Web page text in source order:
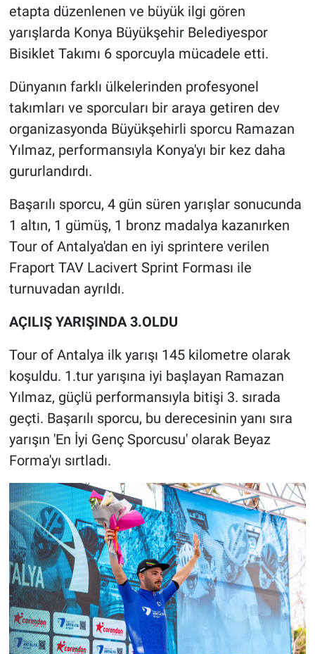
etapta düzenlenen ve büyük ilgi gören
yarışlarda Konya Büyükşehir Belediyespor
Bisiklet Takımı 6 sporcuyla mücadele etti.
Dünyanın farklı ülkelerinden profesyonel
takımları ve sporcuları bir araya getiren dev
organizasyonda Büyükşehirli sporcu Ramazan
Yılmaz, performansıyla Konya'yı bir kez daha
gururlandırdı.
Başarılı sporcu, 4 gün süren yarışlar sonucunda
1 altın, 1 gümüş, 1 bronz madalya kazanırken
Tour of Antalya'dan en iyi sprintere verilen
Fraport TAV Lacivert Sprint Forması ile
turnuvadan ayrıldı.
AÇILIŞ YARIŞINDA 3.OLDU
Tour of Antalya ilk yarışı 145 kilometre olarak
koşuldu. 1.tur yarışına iyi başlayan Ramazan
Yılmaz, güçlü performansıyla bitişi 3. sırada
geçti. Başarılı sporcu, bu derecesinin yanı sıra
yarışın 'En İyi Genç Sporcusu' olarak Beyaz
Forma'yı sırtladı.